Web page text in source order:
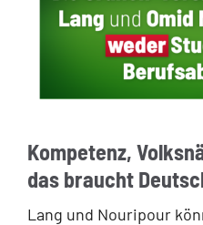
Kompetenz,
das braucht
Lang und Nouripour